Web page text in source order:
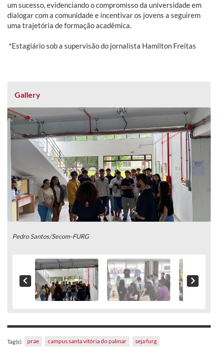
um sucesso, evidenciando o compromisso da universidade em
dialogar com a comunidade e incentivar os jovens a seguirem
uma trajetória de formação acadêmica.
*Estagiário sob a supervisão do jornalista Hamilton Freitas
Gallery
Pedro Santos/Secom-FURG
Tag(s): prae campus santa vitória do palmar seja furg